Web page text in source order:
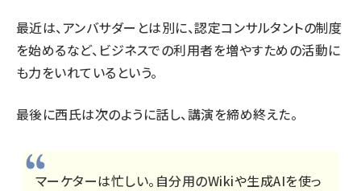
最近は、アンバサダーとは別に、認定コンサルタントの制度
を始めるなど、ビジネスでの利用者を増やすための活動に
も力をいれているという。
最後に西氏は次のように話し、講演を締め終えた。
マーケターは忙しい。自分用のWikiや生成AIを使っ